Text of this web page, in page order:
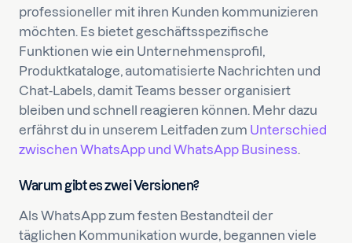
professioneller mit ihren Kunden kommunizieren
möchten. Es bietet geschäftsspezifische
Funktionen wie ein Unternehmensprofil,
Produktkataloge, automatisierte Nachrichten und
Chat-Labels, damit Teams besser organisiert
bleiben und schnell reagieren können. Mehr dazu
erfährst du in unserem Leitfaden zum Unterschied
zwischen WhatsApp und WhatsApp Business.
Warum gibt es zwei Versionen?
Als WhatsApp zum festen Bestandteil der
täglichen Kommunikation wurde, begannen viele